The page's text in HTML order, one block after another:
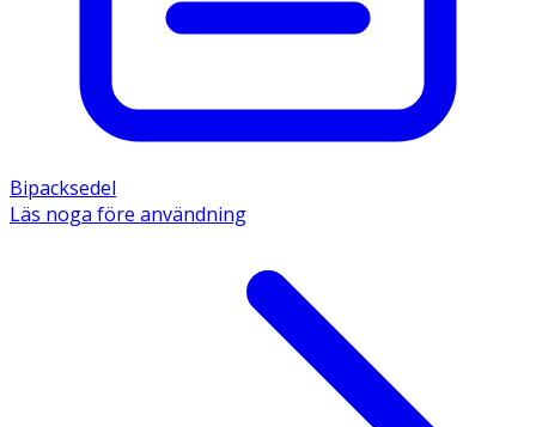
Bipacksedel
Läs noga före användning